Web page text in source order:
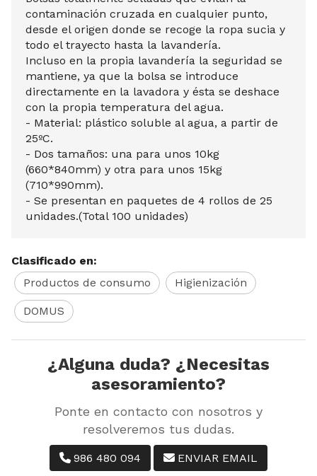
contaminación cruzada en cualquier punto,
desde el origen donde se recoge la ropa sucia y
todo el trayecto hasta la lavandería.
Incluso en la propia lavandería la seguridad se
mantiene, ya que la bolsa se introduce
directamente en la lavadora y ésta se deshace
con la propia temperatura del agua.
- Material: plástico soluble al agua, a partir de
25ºC.
- Dos tamaños: una para unos 10kg
(660*840mm) y otra para unos 15kg
(710*990mm).
- Se presentan en paquetes de 4 rollos de 25
unidades.(Total 100 unidades)
Clasificado en:
Productos de consumo
Higienización
DOMUS
¿Alguna duda? ¿Necesitas
asesoramiento?
Ponte en contacto con nosotros y
resolveremos tus dudas.
986 480 094 ENVIAR EMAIL